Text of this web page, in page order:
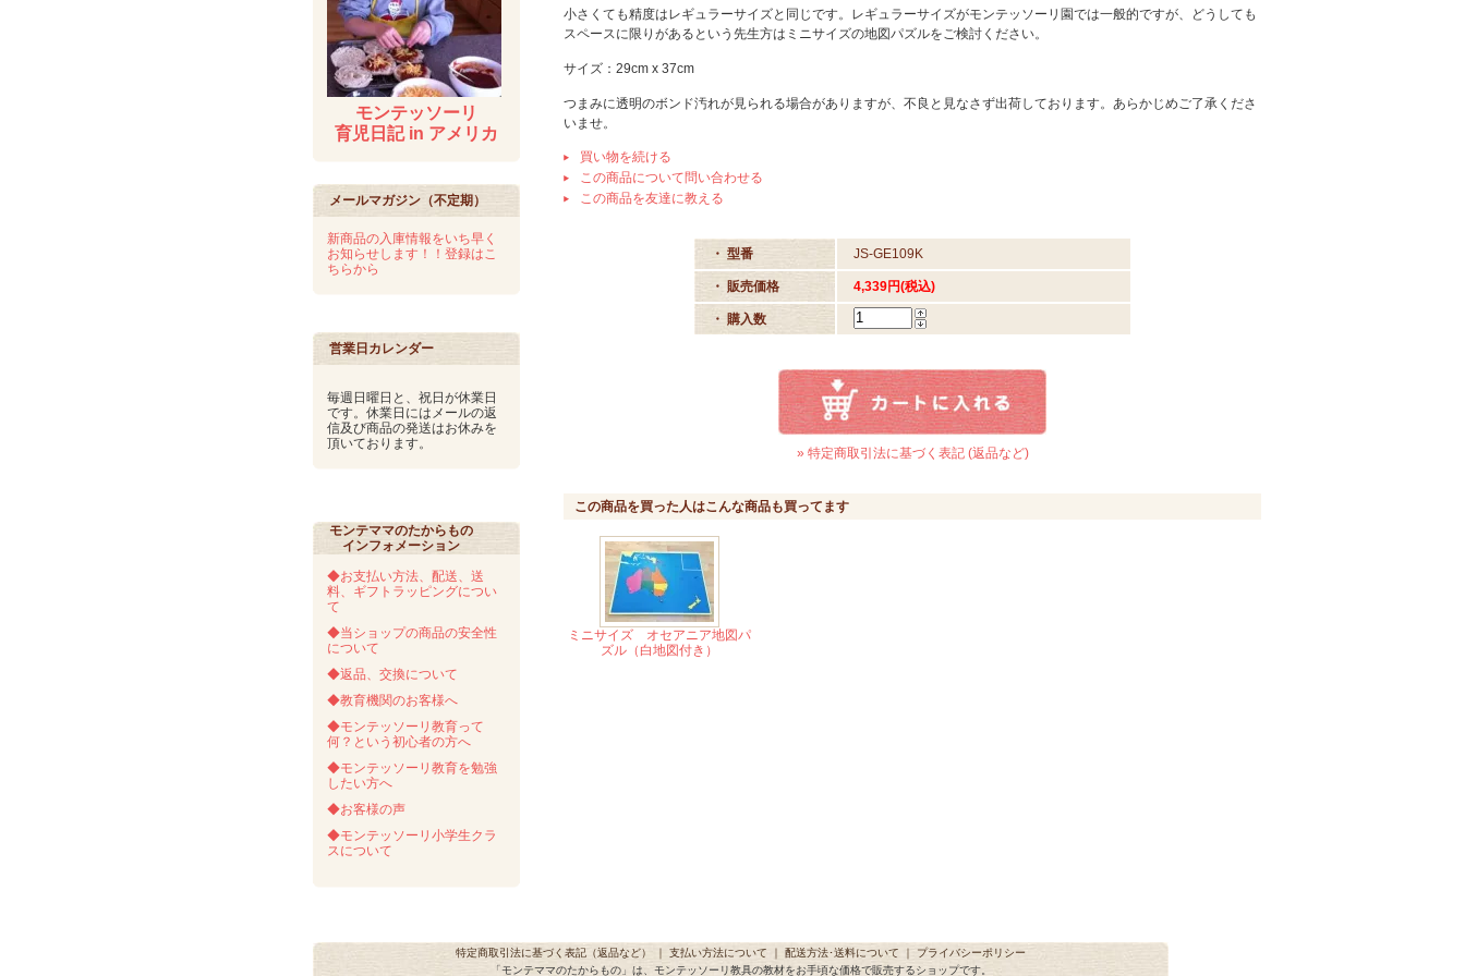
モンテッソーリ
育児日記 in アメリカ
メールマガジン（不定期）
新商品の入庫情報をいち早く
お知らせします！！登録はこ
ちらから
営業日カレンダー
毎週日曜日と、祝日が休業日
です。休業日にはメールの返
信及び商品の発送はお休みを
頂いております。
モンテママのたからもの
インフォメーション
◆お支払い方法、配送、送
料、ギフトラッピングについ
て
◆当ショップの商品の安全性
について
◆返品、交換について
◆教育機関のお客様へ
◆モンテッソーリ教育って
何？という初心者の方へ
◆モンテッソーリ教育を勉強
したい方へ
◆お客様の声
◆モンテッソーリ小学生クラ
スについて
小さくても精度はレギュラーサイズと同じです。レギュラーサイズがモンテッソーリ園では一般的ですが、どうしても
スペースに限りがあるという先生方はミニサイズの地図パズルをご検討ください。
サイズ：29cm x 37cm
つまみに透明のボンド汚れが見られる場合がありますが、不良と見なさず出荷しております。あらかじめご了承くださ
いませ。
買い物を続ける
この商品について問い合わせる
この商品を友達に教える
・ 型番 JS-GE109K
・ 販売価格 4,339円(税込)
・ 購入数
» 特定商取引法に基づく表記 (返品など)
この商品を買った人はこんな商品も買ってます
ミニサイズ オセアニア地図パ
ズル（白地図付き）
特定商取引法に基づく表記（返品など） ｜ 支払い方法について ｜ 配送方法･送料について ｜ プライバシーポリシー
「モンテママのたからもの」は、モンテッソーリ教具の教材をお手頃な価格で販売するショップです。